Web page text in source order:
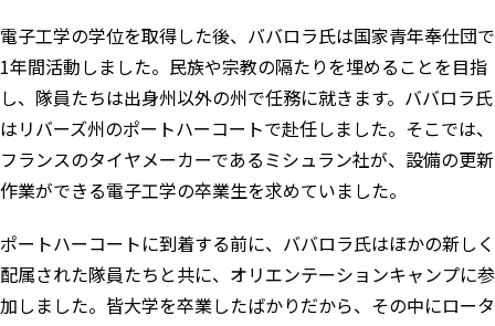
電子工学の学位を取得した後、ババロラ氏は国家青年奉仕団で
1年間活動しました。民族や宗教の隔たりを埋めることを目指
し、隊員たちは出身州以外の州で任務に就きます。ババロラ氏
はリバーズ州のポートハーコートで赴任しました。そこでは、
フランスのタイヤメーカーであるミシュラン社が、設備の更新
作業ができる電子工学の卒業生を求めていました。
ポートハーコートに到着する前に、ババロラ氏はほかの新しく
配属された隊員たちと共に、オリエンテーションキャンプに参
加しました。皆大学を卒業したばかりだから、その中にロータ